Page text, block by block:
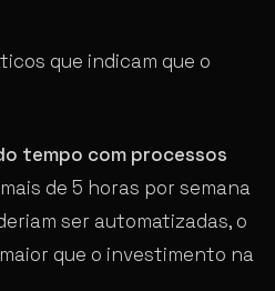
que indicam que o
tempo com processos
de 5 horas por semana
ser automatizadas, o
que o investimento na